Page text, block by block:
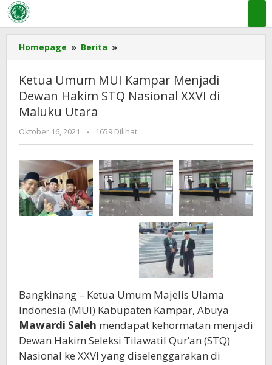
Lewati
ke
konten
Homepage » Berita »
Umum
Kampar
Menjadi
STQ
Nasional
XXVI
di
Maluku
Utara
Ketua Umum MUI Kampar Menjadi
Dewan Hakim STQ Nasional XXVI di
Maluku Utara
Oktober 16, 2021
oleh
admin
kampar
- 1659 Dilihat
Bangkinang – Ketua Umum Majelis Ulama
Indonesia (MUI) Kabupaten Kampar, Abuya
Mawardi Saleh mendapat kehormatan menjadi
Dewan Hakim Seleksi Tilawatil Qur’an (STQ)
Nasional ke XXVI yang diselenggarakan di